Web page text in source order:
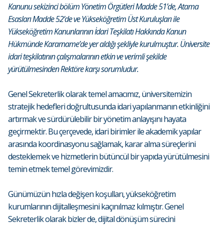
Kanunu sekizinci bölüm Yönetim Örgütleri Madde 51’de, Atama
Esasları Madde 52’de ve Yükseköğretim Üst Kuruluşları ile
Yükseköğretim Kanunlarının İdari Teşkilatı Hakkında Kanun
Hükmünde Kararname’de yer aldığı şekliyle kurulmuştur. Üniversite
idari teşkilatının çalışmalarının etkin ve verimli şekilde
yürütülmesinden Rektöre karşı sorumludur.
Genel Sekreterlik olarak temel amacımız, üniversitemizin
stratejik hedefleri doğrultusunda idari yapılanmanın etkinliğini
artırmak ve sürdürülebilir bir yönetim anlayışını hayata
geçirmektir. Bu çerçevede, idari birimler ile akademik yapılar
arasında koordinasyonu sağlamak, karar alma süreçlerini
desteklemek ve hizmetlerin bütüncül bir yapıda yürütülmesini
temin etmek temel görevimizdir.
Günümüzün hızla değişen koşulları, yükseköğretim
kurumlarının dijitalleşmesini kaçınılmaz kılmıştır. Genel
Sekreterlik olarak bizler de, dijital dönüşüm sürecini